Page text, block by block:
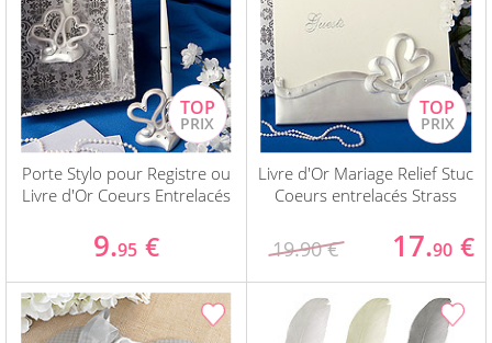
Porte Stylo pour Registre ou
Livre d'Or Coeurs Entrelacés
9.95 €
Livre d'Or Mariage Relief Stuc
Coeurs entrelacés Strass
19.90 € 17.90 €